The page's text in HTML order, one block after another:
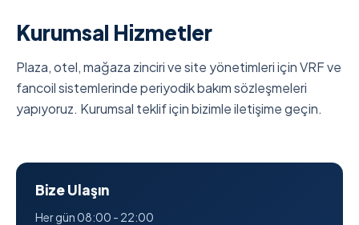
Kurumsal Hizmetler
Plaza, otel, mağaza zinciri ve site yönetimleri için VRF ve
fancoil sistemlerinde periyodik bakım sözleşmeleri
yapıyoruz. Kurumsal teklif için bizimle iletişime geçin.
Bize Ulaşın
Her gün 08:00 - 22:00